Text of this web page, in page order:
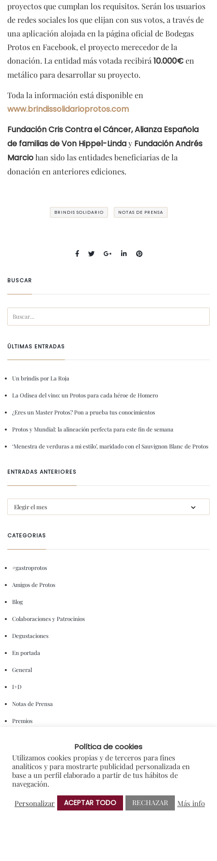
proyectos que cumplan los requisitos. Serán los usuarios
de redes sociales los que elijan con sus votos, a través de
una aplicación alojada en la página oficial de Bodegas
Protos en Facebook, el proyecto merecedor de la
donación. La entidad más votada recibirá10.000€en
metálico para desarrollar su proyecto.
Toda la información está disponible en
www.brindissolidarioprotos.com
Fundación Cris Contra el Cáncer,Alianza Española
de familias de Von Hippel-Linday Fundación Andrés
Marciohan sido las entidades beneficiarias de la
donación en anteriores ediciones.
BRINDIS SOLIDARIO NOTAS DE PRENSA
BUSCAR
ÚLTIMAS ENTRADAS
Un brindis por La Roja
La Odisea del vino: un Protos para cada héroe de Homero
¿Eres un Master Protos? Pon a prueba tus conocimientos
Protos y Mundial: la alineación perfecta para este fin de semana
‘Menestra de verduras a mi estilo’, maridado con el Sauvignon Blanc de Protos
ENTRADAS ANTERIORES
CATEGORIAS
#gastroprotos
Amigos de Protos
Blog
Colaboraciones y Patrocinios
Degustaciones
En portada
General
I+D
Notas de Prensa
Premios
NUBE DE ETIQUETAS
Política de cookies
Utilizamos cookies propias y de terceros para fines
analíticos y para mostrarte publicidad personalizada en
base a un perfil elaborado a partir de tus hábitos de
navegación.
Personalizar
ACEPTAR TODO RECHAZAR Más info